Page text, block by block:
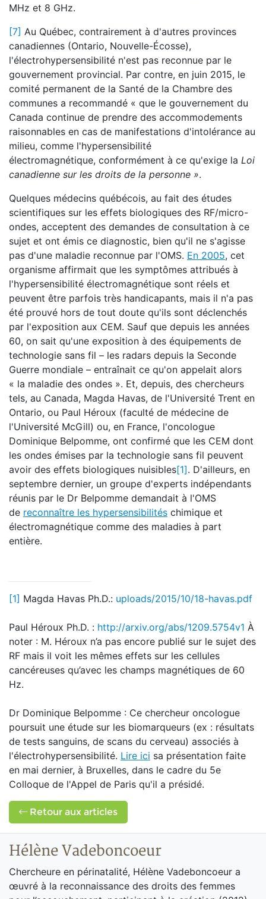
MHz et 8 GHz.
[7] Au Québec, contrairement à d'autres provinces
canadiennes (Ontario, Nouvelle-Écosse),
l'électrohypersensibilité n'est pas reconnue par le
gouvernement provincial. Par contre, en juin 2015, le
comité permanent de la Santé de la Chambre des
communes a recommandé « que le gouvernement du
Canada continue de prendre des accommodements
raisonnables en cas de manifestations d'intolérance au
milieu, comme l'hypersensibilité
électromagnétique, conformément à ce qu'exige la Loi
canadienne sur les droits de la personne ».
Quelques médecins québécois, au fait des études
scientifiques sur les effets biologiques des RF/micro-
ondes, acceptent des demandes de consultation à ce
sujet et ont émis ce diagnostic, bien qu'il ne s'agisse
pas d'une maladie reconnue par l'OMS. En 2005, cet
organisme affirmait que les symptômes attribués à
l'hypersensibilité électromagnétique sont réels et
peuvent être parfois très handicapants, mais il n'a pas
été prouvé hors de tout doute qu'ils sont déclenchés
par l'exposition aux CEM. Sauf que depuis les années
60, on sait qu'une exposition à des équipements de
technologie sans fil – les radars depuis la Seconde
Guerre mondiale – entraînait ce qu'on appelait alors
« la maladie des ondes ». Et, depuis, des chercheurs
tels, au Canada, Magda Havas, de l'Université Trent en
Ontario, ou Paul Héroux (faculté de médecine de
l'Université McGill) ou, en France, l'oncologue
Dominique Belpomme, ont confirmé que les CEM dont
les ondes émises par la technologie sans fil peuvent
avoir des effets biologiques nuisibles[1]. D'ailleurs, en
septembre dernier, un groupe d'experts indépendants
réunis par le Dr Belpomme demandait à l'OMS
de reconnaître les hypersensibilités chimique et
électromagnétique comme des maladies à part
entière.
[1] Magda Havas Ph.D.: uploads/2015/10/18-havas.pdf
Paul Héroux Ph.D. : http://arxiv.org/abs/1209.5754v1 À
noter : M. Héroux n’a pas encore publié sur le sujet des
RF mais il voit les mêmes effets sur les cellules
cancéreuses qu’avec les champs magnétiques de 60
Hz.
Dr Dominique Belpomme : Ce chercheur oncologue
poursuit une étude sur les biomarqueurs (ex : résultats
de tests sanguins, de scans du cerveau) associés à
l'électrohypersensibilité. Lire ici sa présentation faite
en mai dernier, à Bruxelles, dans le cadre du 5e
Colloque de l'Appel de Paris qu'il a présidé.
Retour aux articles
Hélène Vadeboncoeur
Chercheure en périnatalité, Hélène Vadeboncoeur a
œuvré à la reconnaissance des droits des femmes